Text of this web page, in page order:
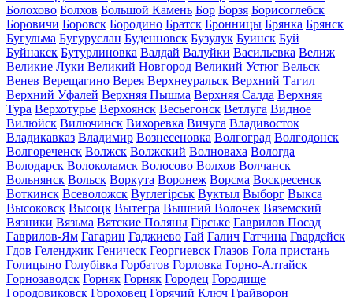
Болохово Болхов Большой Камень Бор Борзя Борисоглебск
Боровичи Боровск Бородино Братск Бронницы Брянка Брянск
Бугульма Бугуруслан Буденновск Бузулук Буинск Буй
Буйнакск Бутурлиновка Валдай Валуйки Васильевка Велиж
Великие Луки Великий Новгород Великий Устюг Вельск
Венев Верещагино Верея Верхнеуральск Верхний Тагил
Верхний Уфалей Верхняя Пышма Верхняя Салда Верхняя
Тура Верхотурье Верхоянск Весьегонск Ветлуга Видное
Вилюйск Вилючинск Вихоревка Вичуга Владивосток
Владикавказ Владимир Вознесеновка Волгоград Волгодонск
Волгореченск Волжск Волжский Волноваха Вологда
Володарск Волоколамск Волосово Волхов Волчанск
Вольнянск Вольск Воркута Воронеж Ворсма Воскресенск
Воткинск Всеволожск Вуглегірськ Вуктыл Выборг Выкса
Высоковск Высоцк Вытегра Вышний Волочек Вяземский
Вязники Вязьма Вятские Поляны Гірське Гаврилов Посад
Гаврилов-Ям Гагарин Гаджиево Гай Галич Гатчина Гвардейск
Гдов Геленджик Геническ Георгиевск Глазов Гола пристань
Голицыно Голубівка Горбатов Горловка Горно-Алтайск
Горнозаводск Горняк Горняк Городец Городище
Городовиковск Гороховец Горячий Ключ Грайворон